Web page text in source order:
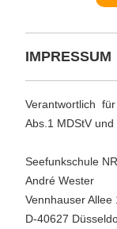
IMPRESSUM
Verantwortlich
Abs.1 MDStV
Seefunkschule
André Wester
Vennhauser Allee
D-40627